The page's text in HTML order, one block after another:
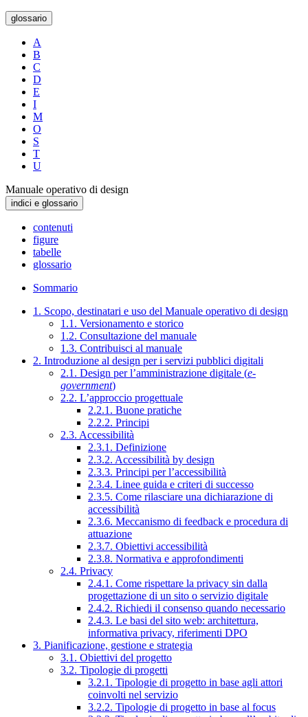
glossario
A
B
C
D
E
I
M
O
S
T
U
Manuale operativo di design
indici e glossario
contenuti
figure
tabelle
glossario
Sommario
1. Scopo, destinatari e uso del Manuale operativo di design
1.1. Versionamento e storico
1.2. Consultazione del manuale
1.3. Contribuisci al manuale
2. Introduzione al design per i servizi pubblici digitali
2.1. Design per l’amministrazione digitale (e-
government)
2.2. L’approccio progettuale
2.2.1. Buone pratiche
2.2.2. Principi
2.3. Accessibilità
2.3.1. Definizione
2.3.2. Accessibilità by design
2.3.3. Principi per l’accessibilità
2.3.4. Linee guida e criteri di successo
2.3.5. Come rilasciare una dichiarazione di
accessibilità
2.3.6. Meccanismo di feedback e procedura di
attuazione
2.3.7. Obiettivi accessibilità
2.3.8. Normativa e approfondimenti
2.4. Privacy
2.4.1. Come rispettare la privacy sin dalla
progettazione di un sito o servizio digitale
2.4.2. Richiedi il consenso quando necessario
2.4.3. Le basi del sito web: architettura,
informativa privacy, riferimenti DPO
3. Pianificazione, gestione e strategia
3.1. Obiettivi del progetto
3.2. Tipologie di progetti
3.2.1. Tipologie di progetto in base agli attori
coinvolti nel servizio
3.2.2. Tipologie di progetto in base al focus